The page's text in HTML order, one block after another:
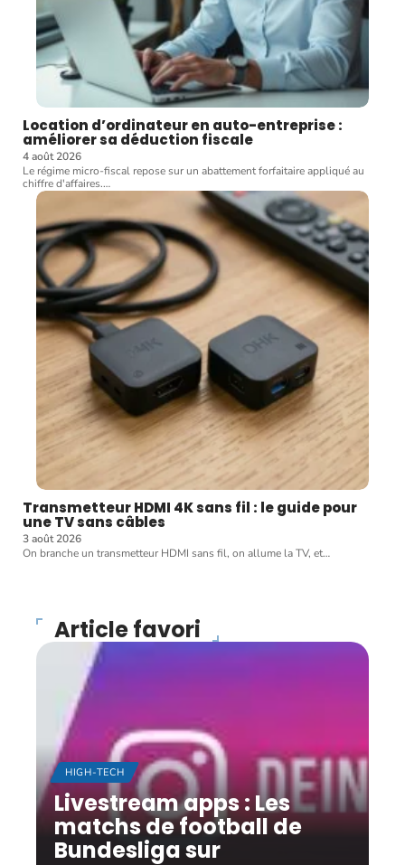
Location d’ordinateur en auto-entreprise :
améliorer sa déduction fiscale
4 août 2026
Le régime micro-fiscal repose sur un abattement forfaitaire appliqué au
chiffre d'affaires.…
Transmetteur HDMI 4K sans fil : le guide pour
une TV sans câbles
3 août 2026
On branche un transmetteur HDMI sans fil, on allume la TV, et…
Article favori
HIGH-TECH
Livestream apps : Les
matchs de football de
Bundesliga sur